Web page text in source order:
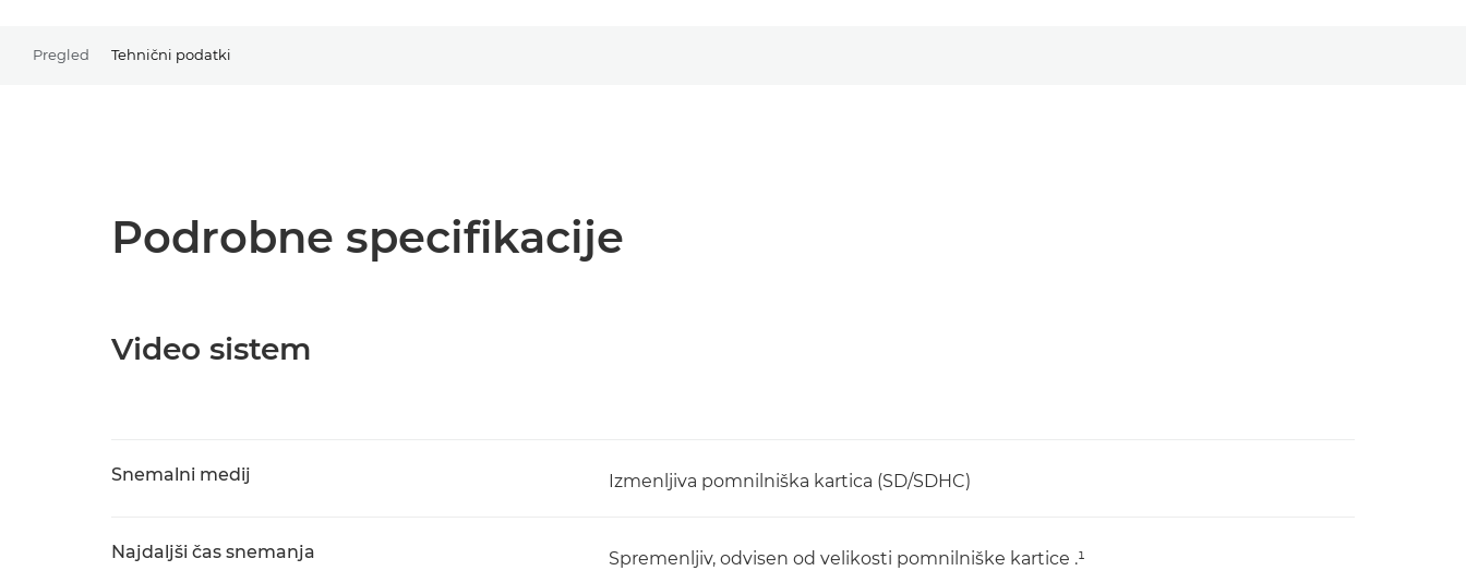
Pregled Tehnični podatki
Podrobne specifikacije
Video sistem
Snemalni medij Izmenljiva pomnilniška kartica (SD/SDHC)
Najdaljši čas snemanja Spremenljiv, odvisen od velikosti pomnilniške kartice .¹